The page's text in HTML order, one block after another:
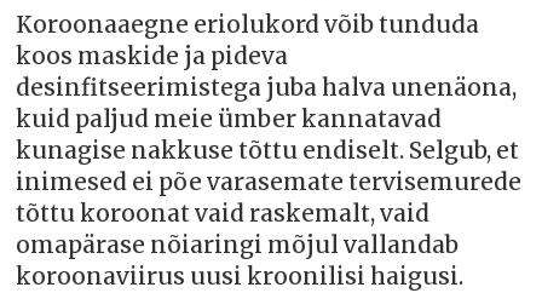
Koroonaaegne eriolukord võib tunduda
koos maskide ja pideva
desinfitseerimistega juba halva unenäona,
kuid paljud meie ümber kannatavad
kunagise nakkuse tõttu endiselt. Selgub, et
inimesed ei põe varasemate tervisemurede
tõttu koroonat vaid raskemalt, vaid
omapärase nõiaringi mõjul vallandab
koroonaviirus uusi kroonilisi haigusi.